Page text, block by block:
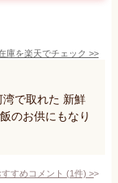
庫を楽天でチェック >>
で取れた 新鮮
のお供にもなり
すめコメント (1件) >